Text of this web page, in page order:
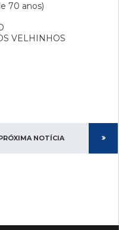
70 anos)
VELHINHOS
NOTÍCIA